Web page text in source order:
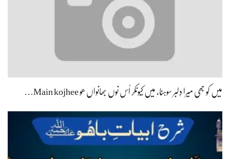
میں کو جھی میرا دِلبر سوہنا، میں کیونکر اُس نوں بھانواں ھو Main kojhee…